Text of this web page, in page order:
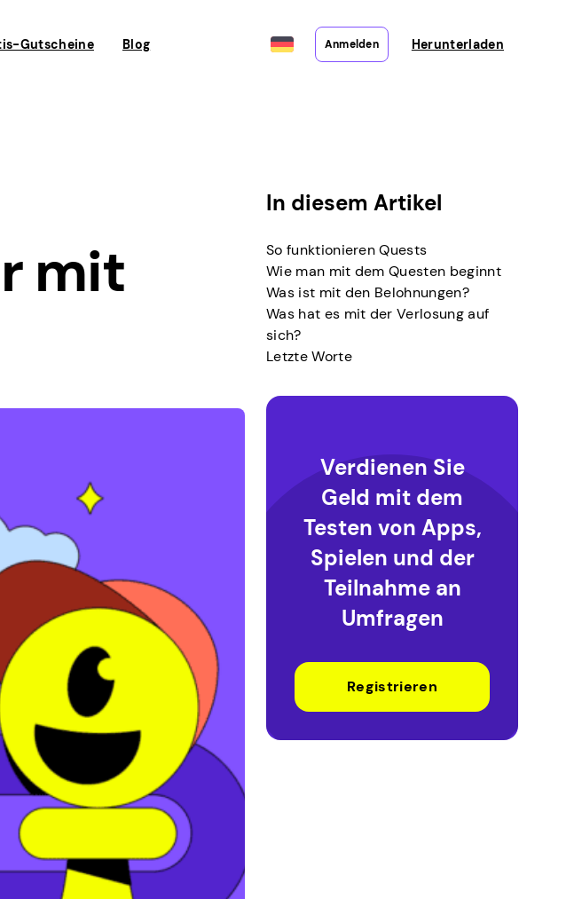
Gutscheine Blog Anmelden Herunterladen
mit
In diesem Artikel
So funktionieren Quests
Wie man mit dem Questen beginnt
Was ist mit den Belohnungen?
Was hat es mit der Verlosung auf
sich?
Letzte Worte
Verdienen Sie
Geld mit dem
Testen von Apps,
Spielen und der
Teilnahme an
Umfragen
Registrieren